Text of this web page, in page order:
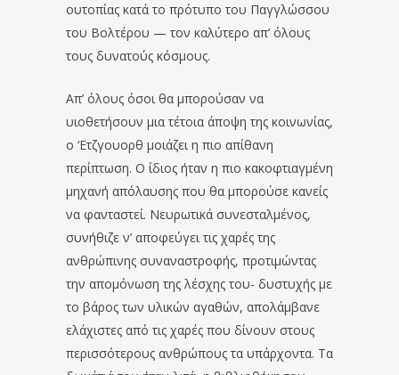
ουτοπίας κατά το πρότυπο του Παγγλώσσου
του Βολτέρου — τον καλύτερο απ’ όλους
τους δυνατούς κόσμους.
Απ’ όλους όσοι θα μπορούσαν να
υιοθετήσουν μια τέτοια άποψη της κοινωνίας,
ο ‘Ετζγουορθ μοιάζει η πιο απίθανη
περίπτωση. Ο ίδιος ήταν η πιο κακοφτιαγμένη
μηχανή απόλαυσης που θα μπορούσε κανείς
να φανταστεί. Νευρωτικά συνεσταλμένος,
συνήθιζε ν’ αποφεύγει τις χαρές της
ανθρώπινης συναναστροφής, προτιμώντας
την απομόνωση της λέσχης του- δυστυχής με
το βάρος των υλικών αγαθών, απολάμβανε
ελάχιστες από τις χαρές που δίνουν στους
περισσότερους ανθρώπους τα υπάρχοντα. Τα